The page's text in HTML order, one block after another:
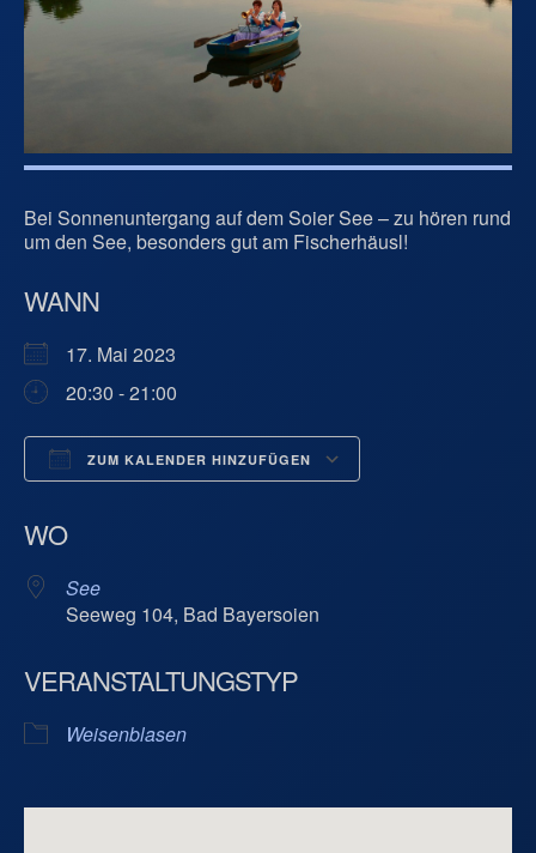
Bei Sonnenuntergang auf dem Soier See – zu hören rund
um den See, besonders gut am Fischerhäusl!
WANN
17. Mai 2023
20:30 - 21:00
ZUM KALENDER HINZUFÜGEN
WO
See
Seeweg 104, Bad Bayersoien
VERANSTALTUNGSTYP
Weisenblasen